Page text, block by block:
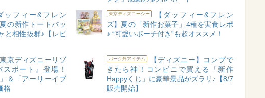
ッフィー&フレン
の新作トートバッ
と相性抜群♪【レビ
東京ディズニーシー
【ダッフィー&フレン
ズ】夏の「新作お菓子」4種を実食レポ
♪ “可愛いポーチ付き”も超オススメ！
東京ディズニーリゾ
ポート』登場！
＆「アーリーイブ
格
パーク外アイテム
【ディズニー】コンプで
きたら神！コンビニで買える「新作
Happyくじ」に豪華景品がズラリ♪【8/7
販売開始】